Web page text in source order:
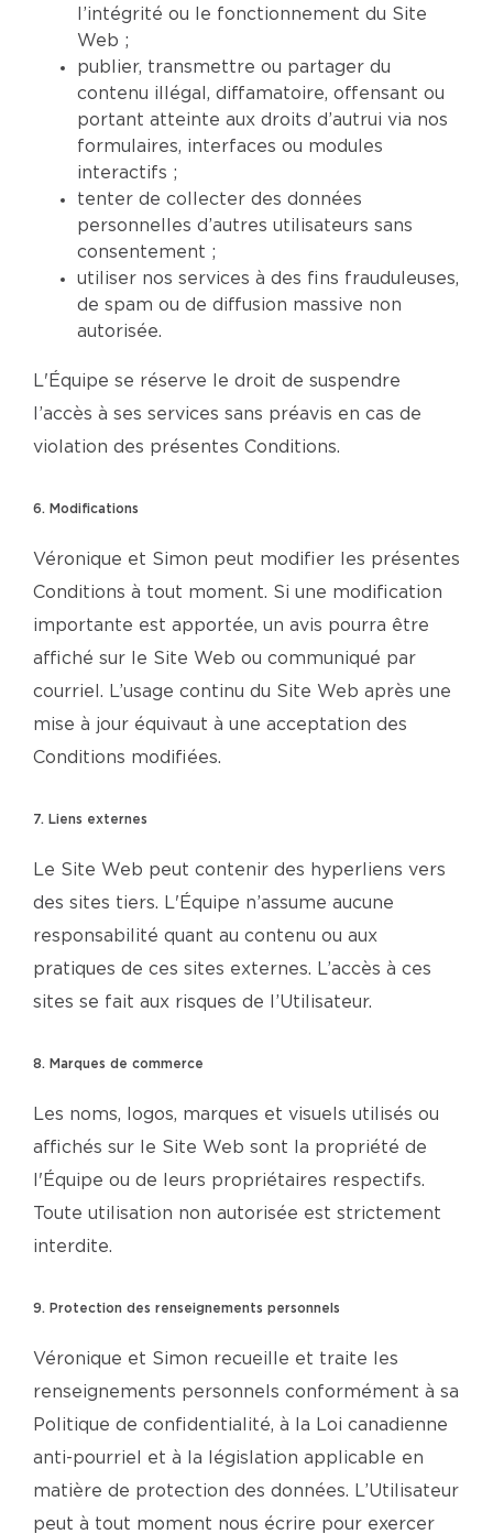
l’intégrité ou le fonctionnement du Site
Web ;
publier, transmettre ou partager du
contenu illégal, diffamatoire, offensant ou
portant atteinte aux droits d’autrui via nos
formulaires, interfaces ou modules
interactifs ;
tenter de collecter des données
personnelles d’autres utilisateurs sans
consentement ;
utiliser nos services à des fins frauduleuses,
de spam ou de diffusion massive non
autorisée.
L'Équipe se réserve le droit de suspendre
l’accès à ses services sans préavis en cas de
violation des présentes Conditions.
6. Modifications
Véronique et Simon peut modifier les présentes
Conditions à tout moment. Si une modification
importante est apportée, un avis pourra être
affiché sur le Site Web ou communiqué par
courriel. L’usage continu du Site Web après une
mise à jour équivaut à une acceptation des
Conditions modifiées.
7. Liens externes
Le Site Web peut contenir des hyperliens vers
des sites tiers. L'Équipe n’assume aucune
responsabilité quant au contenu ou aux
pratiques de ces sites externes. L’accès à ces
sites se fait aux risques de l’Utilisateur.
8. Marques de commerce
Les noms, logos, marques et visuels utilisés ou
affichés sur le Site Web sont la propriété de
l'Équipe ou de leurs propriétaires respectifs.
Toute utilisation non autorisée est strictement
interdite.
9. Protection des renseignements personnels
Véronique et Simon recueille et traite les
renseignements personnels conformément à sa
Politique de confidentialité, à la Loi canadienne
anti-pourriel et à la législation applicable en
matière de protection des données. L’Utilisateur
peut à tout moment nous écrire pour exercer